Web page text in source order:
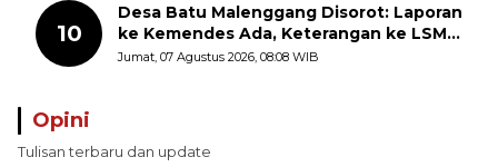
10
Desa Batu Malenggang Disorot: Laporan
ke Kemendes Ada, Keterangan ke LSM
GMAS Berbeda
Jumat, 07 Agustus 2026, 08:08 WIB
Opini
Tulisan terbaru dan update